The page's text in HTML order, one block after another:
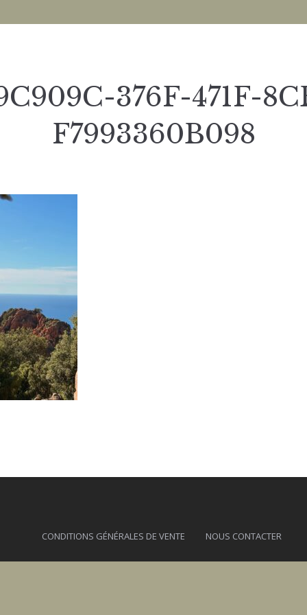
376F-471F-
F7993360B098
CONDITIONS GÉNÉRALES DE VENTE NOUS CONTACTER